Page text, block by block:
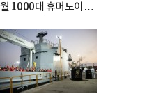
월 1000대 휴머노이드